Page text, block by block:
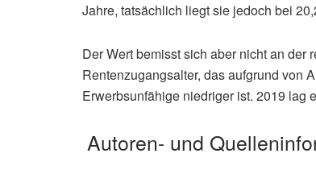
Jahre, tatsächlich liegt sie jedoch bei
Der Wert bemisst sich aber nicht an
Rentenzugangsalter, das aufgrund von
Erwerbsunfähige niedriger ist. 2019 lag
Autoren- und